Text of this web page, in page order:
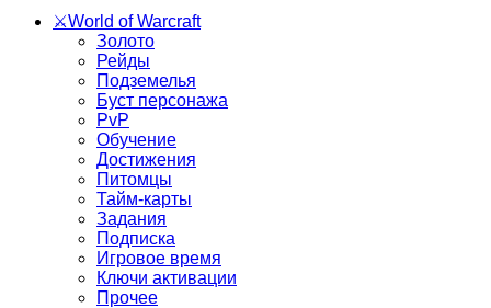
⚔️World of Warcraft
Золото
Рейды
Подземелья
Буст персонажа
PvP
Обучение
Достижения
Питомцы
Тайм-карты
Задания
Подписка
Игровое время
Ключи активации
Прочее